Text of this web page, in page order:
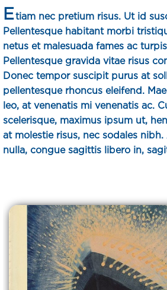
Etiam nec pretium risus. Ut id
Pellentesque habitant morbi
netus et malesuada fames ac
Pellentesque gravida vitae risus
Donec tempor suscipit purus at
pellentesque rhoncus eleifend.
leo, at venenatis mi venenatis ac.
scelerisque, maximus ipsum ut,
at molestie risus, nec sodales
nulla, congue sagittis libero in,